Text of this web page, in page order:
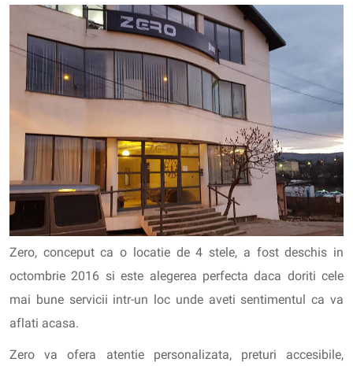
Zero, conceput ca o locatie de 4 stele, a fost deschis in
octombrie 2016 si este alegerea perfecta daca doriti cele
mai bune servicii intr-un loc unde aveti sentimentul ca va
aflati acasa.
Zero va ofera atentie personalizata, preturi accesibile,